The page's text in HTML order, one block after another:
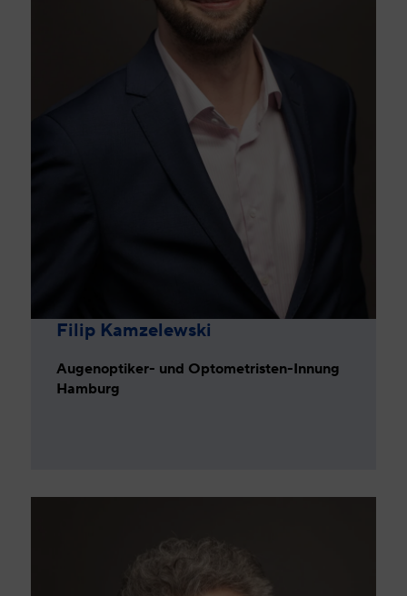
Filip Kamzelewski
Augenoptiker- und Optometristen-Innung
Hamburg